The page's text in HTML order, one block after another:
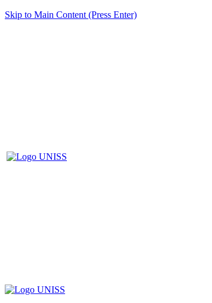
Skip to Main Content (Press Enter)